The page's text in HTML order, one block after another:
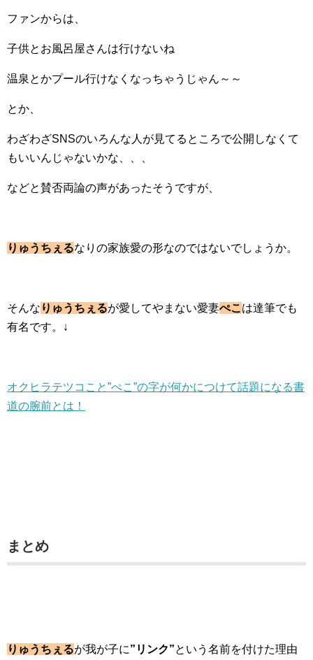
ファンからは、
子供とお風呂屋さんは行けないね
温泉とかプール行けなくなっちゃうじゃん～～
とか、
わざわざSNSのいろんな人が見てるところで公開しなくて
もいいんじゃないかな、、、
などと賛否両論の声があったそうですが、
りゅうちぇるなりの家族愛の形なのではないでしょうか。
そんな りゅうちぇるが愛してやまない愛妻ぺこ は達筆でも
有名です。↓
オクヒラテツコこと”ぺこ”の字が何かにつけて話題になる書
道の腕前とは！
まとめ
りゅうちぇるが我が子に”リンク”という名前を付けた理由